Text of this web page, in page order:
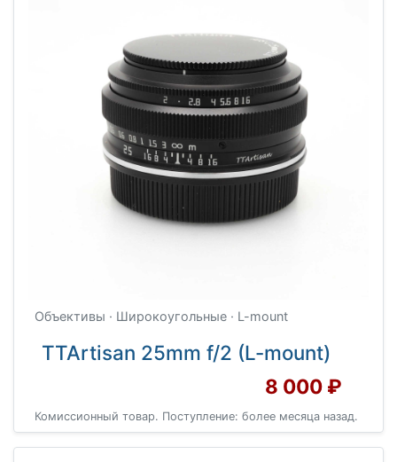
Объективы · Широкоугольные · L-mount
TTArtisan 25mm f/2 (L-mount)
8 000 ₽
Комиссионный товар. Поступление: более месяца назад.